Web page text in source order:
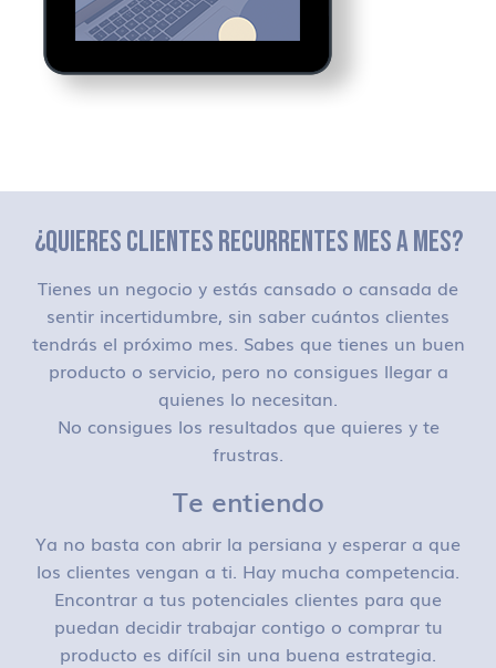
¿QUIERES CLIENTES RECURRENTES MES A MES?
Tienes un negocio y estás cansado o cansada de
sentir incertidumbre, sin saber cuántos clientes
tendrás el próximo mes. Sabes que tienes un buen
producto o servicio, pero no consigues llegar a
quienes lo necesitan.
No consigues los resultados que quieres y te
frustras.
Te entiendo
Ya no basta con abrir la persiana y esperar a que
los clientes vengan a ti. Hay mucha competencia.
Encontrar a tus potenciales clientes para que
puedan decidir trabajar contigo o comprar tu
producto es difícil sin una buena estrategia.